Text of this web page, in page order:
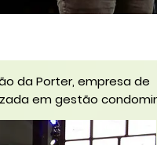
da Porter, empresa de
em gestão